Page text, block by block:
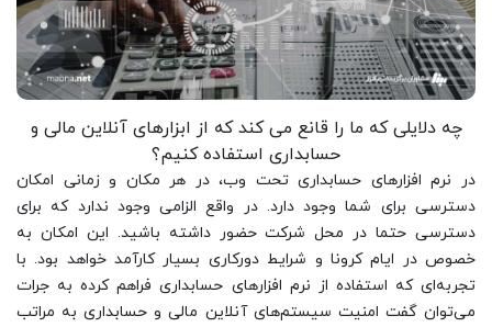
چه دلایلی که ما را قانع می کند که از ابزارهای آنلاین مالی و
حسابداری استفاده کنیم؟
در نرم افزارهای حسابداری تحت وب، در هر مکان و زمانی امکان
دسترسی برای شما وجود دارد. در واقع الزامی وجود ندارد که برای
دسترسی حتما در محل شرکت حضور داشته باشید. این امکان به
خصوص در ایام کرونا و شرایط دورکاری بسیار کارآمد خواهد بود. با
تجربه‌ای که استفاده از نرم افزارهای حسابداری فراهم کرده به جرات
می‌توان گفت امنیت سیستم‌های آنلاین مالی و حسابداری به مراتب